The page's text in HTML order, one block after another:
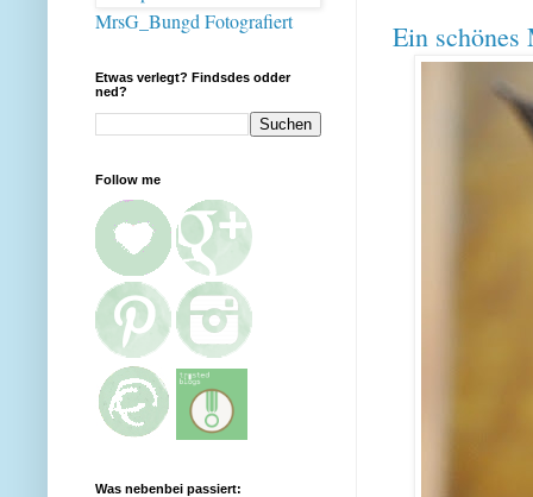
Ein
MrsG_Bungd Fotografiert
Etwas verlegt? Findsdes odder
ned?
Follow me
Was nebenbei passiert: